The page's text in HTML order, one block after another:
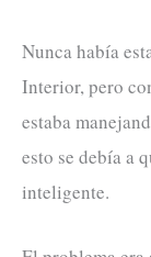
Nunca había
Interior, pero
estaba
esto se debía a
inteligente.